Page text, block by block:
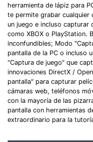
herramienta de lápiz para
te permite grabar cualquier
un juego e incluso
como XBOX o PlayStation.
inconfundibles; Modo
pantalla de la PC o incluso
"Captura de juego" que
innovaciones DirectX /
pantalla" para capturar
cámaras web, teléfonos
con la mayoría de las
pantalla con herramientas
extraordinario para la